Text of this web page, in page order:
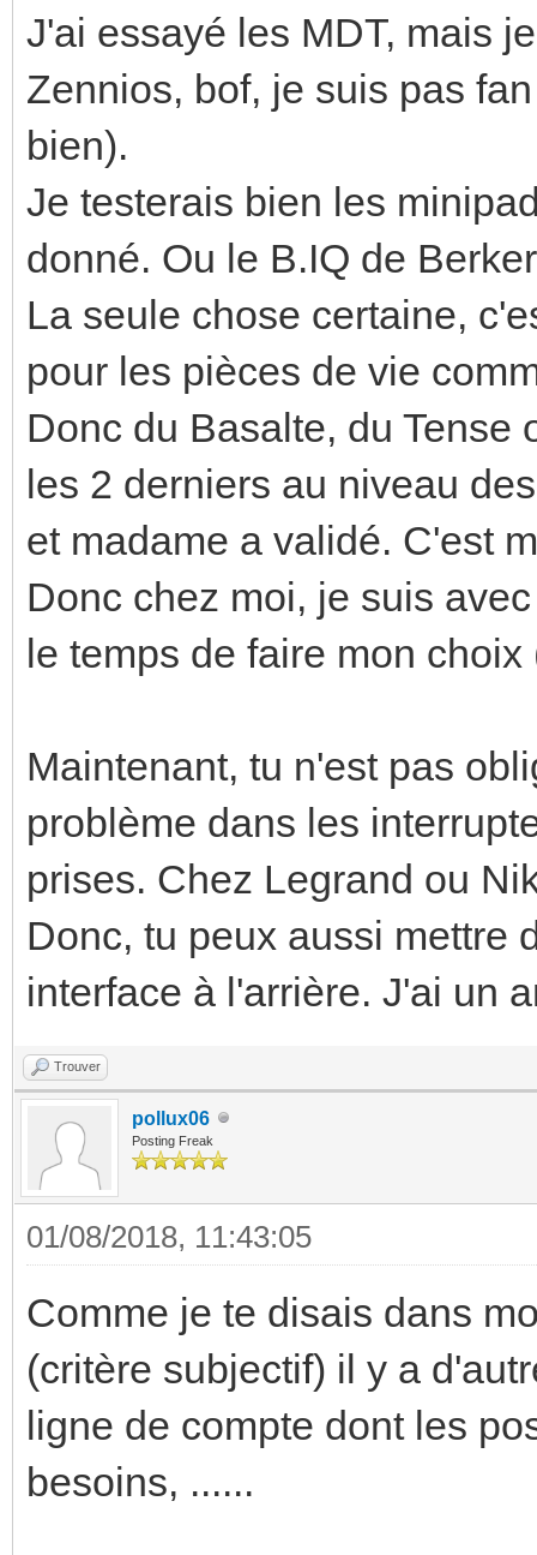
J'ai essayé les MDT, mais
Zennios, bof, je suis pas
bien).
Je testerais bien les
donné. Ou le B.IQ de
La seule chose certaine,
pour les pièces de vie
Donc du Basalte, du Tense
les 2 derniers au niveau
et madame a validé. C'est
Donc chez moi, je suis
le temps de faire mon
Maintenant, tu n'est pas
problème dans les
prises. Chez Legrand ou
Donc, tu peux aussi mettre
interface à l'arrière. J'ai un
Trouver
pollux06
Posting Freak
01/08/2018, 11:43:05
Comme je te disais dans
(critère subjectif) il y a
ligne de compte dont les
besoins, ......